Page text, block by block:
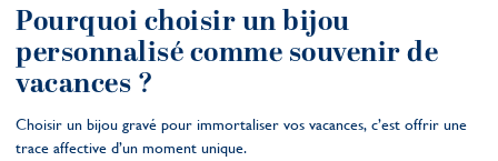
Pourquoi choisir un bijou
personnalisé comme souvenir de
vacances ?
Choisir un bijou gravé pour immortaliser vos vacances, c’est offrir une
trace affective d’un moment unique.